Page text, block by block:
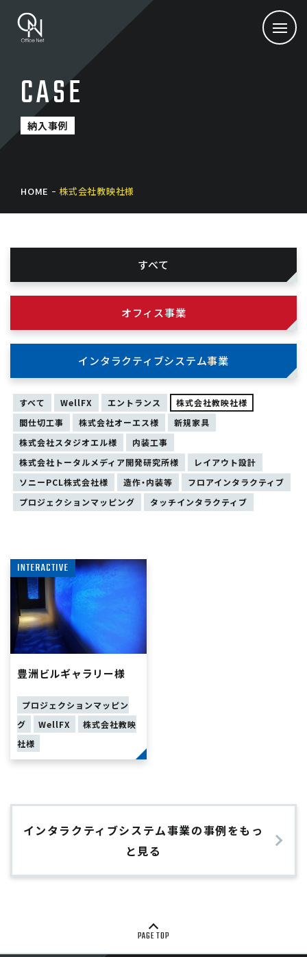
CASE
納入事例
HOME 株式会社教映社様
すべて
オフィス事業
インタラクティブシステム事業
すべて WellFX エントランス
株式会社教映社様
間仕切工事
株式会社オーエス様
新規家具
株式会社スタジオエル様
内装工事
株式会社トータルメディア開発研究所様
レイアウト設計
ソニーPCL株式会社様
造作・内装等
フロアインタラクティブ
プロジェクションマッピング
タッチインタラクティブ
INTERACTIVE
豊洲ビルギャラリー様
プロジェクションマッピン
グ
WellFX
株式会社教映
社様
インタラクティブシステム事業の事例をもっ
と見る
PAGE TOP